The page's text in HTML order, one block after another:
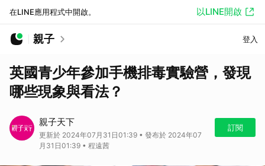
在LINE應用程式中開啟。 以LINE開啟
親子 登入
英國青少年參加手機排毒實驗營，發現
哪些現象與看法？
親子天下
更新於 2024年07月31日01:39 • 發布於 2024年07
月31日01:39 • 程遠茜
訂閱